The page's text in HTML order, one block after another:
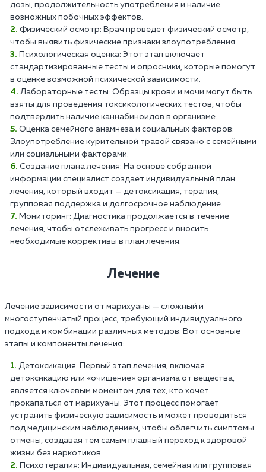
дозы, продолжительность употребления и наличие
возможных побочных эффектов.
Физический осмотр: Врач проведет физический осмотр,
чтобы выявить физические признаки злоупотребления.
Психологическая оценка: Этот этап включает
стандартизированные тесты и опросники, которые помогут
в оценке возможной психической зависимости.
Лабораторные тесты: Образцы крови и мочи могут быть
взяты для проведения токсикологических тестов, чтобы
подтвердить наличие каннабиноидов в организме.
Оценка семейного анамнеза и социальных факторов:
Злоупотребление курительной травой связано с семейными
или социальными факторами.
Создание плана лечения: На основе собранной
информации специалист создает индивидуальный план
лечения, который входит — детоксикация, терапия,
групповая поддержка и долгосрочное наблюдение.
Мониторинг: Диагностика продолжается в течение
лечения, чтобы отслеживать прогресс и вносить
необходимые коррективы в план лечения.
Лечение
Лечение зависимости от марихуаны — сложный и
многоступенчатый процесс, требующий индивидуального
подхода и комбинации различных методов. Вот основные
этапы и компоненты лечения:
Детоксикация: Первый этап лечения, включая
детоксикацию или «очищение» организма от вещества,
является ключевым моментом для тех, кто хочет
прокапаться от марихуаны. Этот процесс помогает
устранить физическую зависимость и может проводиться
под медицинским наблюдением, чтобы облегчить симптомы
отмены, создавая тем самым плавный переход к здоровой
жизни без наркотиков.
Психотерапия: Индивидуальная, семейная или групповая